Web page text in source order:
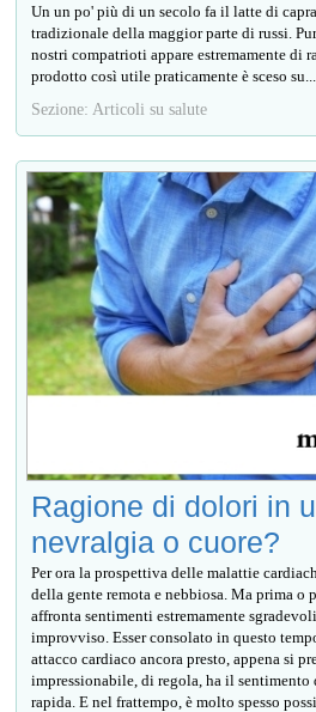
Un un po' più di un secolo fa il latte di
tradizionale della maggior parte di russi.
nostri compatrioti appare estremamente di
prodotto così utile praticamente è sceso su...
Sezione: Articoli su salute
Ragione di dolori in
nevralgia o cuore?
Per ora la prospettiva delle malattie
della gente remota e nebbiosa. Ma prima o
affronta sentimenti estremamente
improvviso. Esser consolato in questo
attacco cardiaco ancora presto, appena si
impressionabile, di regola, ha il sentimento
rapida. E nel frattempo, è molto spesso